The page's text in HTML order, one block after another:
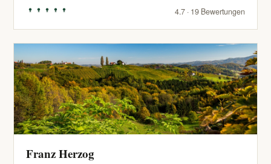
4.7 · 19 Bewertungen
Franz Herzog